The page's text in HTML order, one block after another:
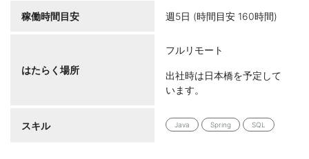
稼働時間目安 週5日 (時間目安 160時間)
はたらく場所
フルリモート
出社時は日本橋を予定して
います。
スキル Java Spring SQL